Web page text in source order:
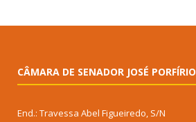
CÂMARA DE SENADOR JOSÉ PORFÍRIO
End.: Travessa Abel Figueiredo, S/N